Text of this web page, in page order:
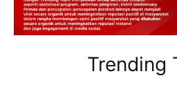
Trending